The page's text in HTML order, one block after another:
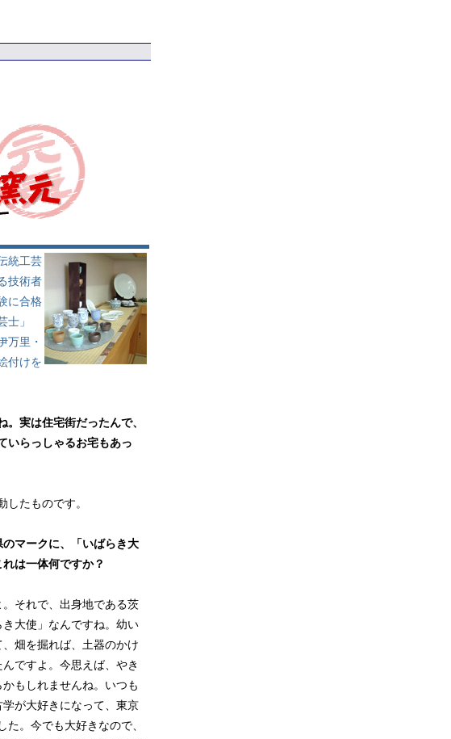
統工芸
技術者
に合格
士」
万里・
付けを
実は住宅街だったんで、
いらっしゃるお宅もあっ
たものです。
マークに、「いばらき大
は一体何ですか？
それで、出身地である茨
大使」なんですね。幼い
畑を掘れば、土器のかけ
ですよ。今思えば、やき
もしれませんね。いつも
が大好きになって、東京
。今でも大好きなので、